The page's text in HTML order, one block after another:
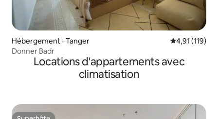
Hébergement ⋅ Tanger Évaluation
4,91 (119)
Donner Badr
Locations d'appartements avec
climatisation